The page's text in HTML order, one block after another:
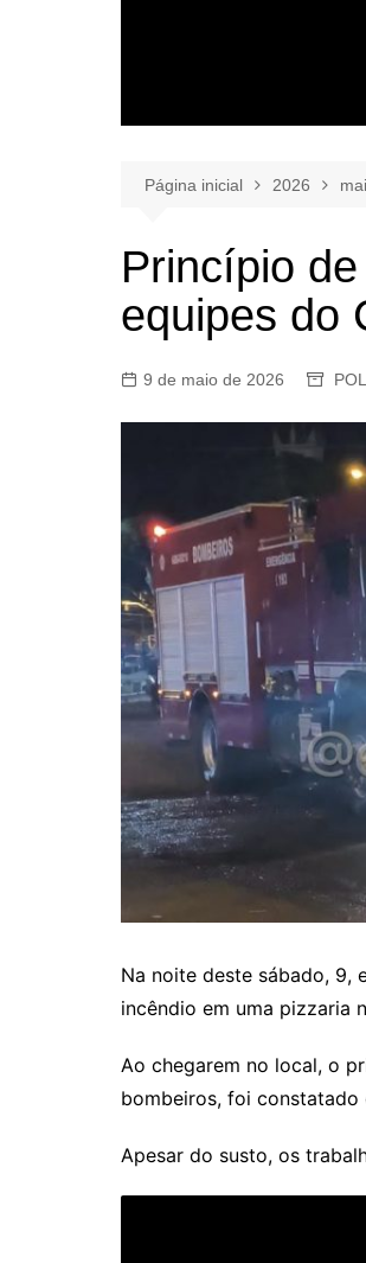
Página inicial 2026
Princípio
equipes do
9 de maio de 2026
Na noite deste sábado, 9,
incêndio em uma pizzaria
Ao chegarem no local, o
bombeiros, foi constatado
Apesar do susto, os